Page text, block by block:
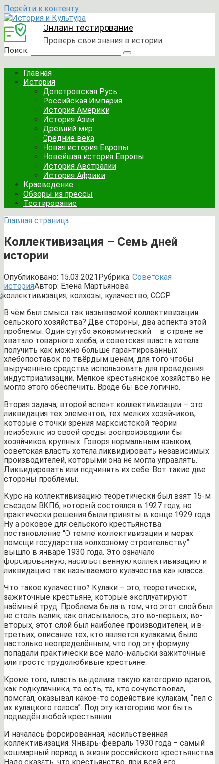
Перейти к контенту
Онлайн тестирование
Проверь свои знания в истории
Поиск:
Главная
История
Допетровская Русь
Российская Империя
История Америки
История Азии
Древний мир
Средние века
Новая история Европы
Новейшая история Европы
История Австралии
История Африки
Краеведение
Обзоры из прессы
Тестирование
Главная страница
Коллективизация – Семь дней
истории
Опубликовано: 15.03.2021Рубрика: Советская
историяАвтор: Елена Мартьянова
В чём был смысл так называемой коллективизации
сельского хозяйства? Две стороны, два аспекта этой
проблемы. Один сугубо экономический – в стране не
хватало товарного хлеба, и советская власть хотела
получить как можно больше гарантированных
хлебопоставок по твёрдым ценам, для того чтобы
вырученные средства использовать для проведения
индустриализации. Мелкое крестьянское хозяйство не
могло этого обеспечить. Вроде бы всё логично.
Вторая задача, второй аспект коллективизации – это
ликвидация тех элементов, тех мелких хозяйчиков,
которые с точки зрения марксистской теории
неизбежно из своей среды воспроизводили бы
хозяйчиков крупных. Говоря нормальным языком,
советская власть хотела ликвидировать независимых
производителей, которыми она не могла управлять.
Ликвидировать или подчинить их себе. Вот такие две
стороны проблемы.
Курс на коллективизацию теоретически был взят 15-м
съездом ВКПб, который состоялся в 1927 году, но
практически решения были приняты в конце 1929 года.
Ну а роковое для сельского крестьянства
постановление “О темпе коллективизации и мерах
помощи государства колхозному строительству”
вышло в январе 1930 года. Это означало
форсированную, насильственную коллективизацию и
ликвидацию так называемого кулачества как класса.
Что такое кулачество? Кулаки – это, теоретически,
зажиточные крестьяне, которые эксплуатируют
наёмный труд. Проблема была в том, что этот слой был
не столь велик, как описывалось, это во-первых; во-
вторых, этот слой был наиболее производителен, и в-
третьих, описание тех, кто является кулаками, было
настолько неопределённым, что под эту формулу
попадали практически все мало-мальски зажиточные
или просто трудолюбивые крестьяне.
Кроме того, власть выделила такую категорию врагов,
как подкулачники, то есть, те, кто сочувствовал,
помогал, оказывал какое-то содействие кулакам, “пел с
их кулацкого голоса”. Под эту категорию мог быть
подведён любой крестьянин.
И началась форсированная, насильственная
коллективизация. Январь-февраль 1930 года – самый
кошмарный период в жизни российского крестьянства.
Надо сказать, что крестьянство, при всей его